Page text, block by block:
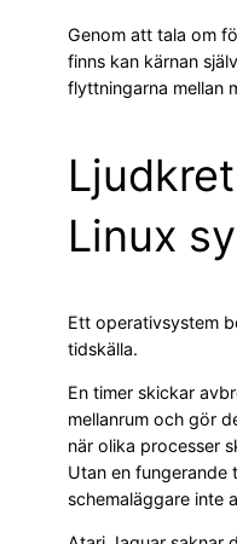
Genom att tala om
finns kan kärnan
flyttningarna mellan
Linux
Ett operativsystem
tidskälla.
En timer skickar
mellanrum och gör
när olika processer
Utan en fungerande
schemaläggare inte